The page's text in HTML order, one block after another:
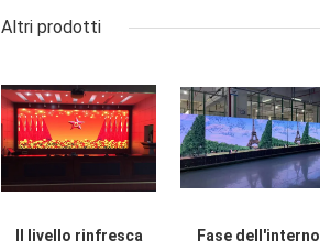
Altri prodotti
Il livello rinfresca
Fase dell'interno